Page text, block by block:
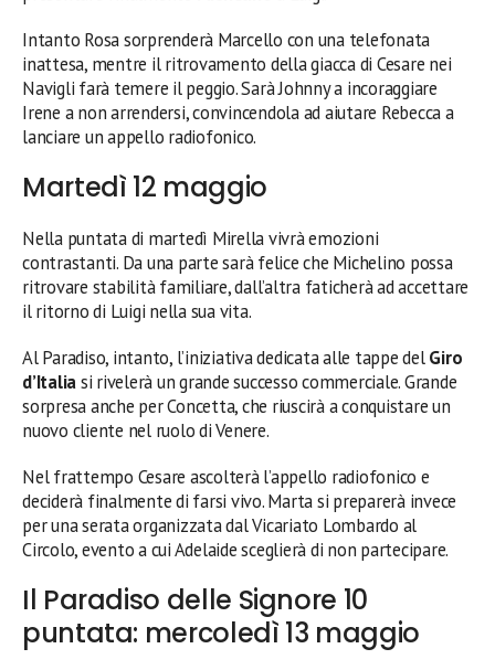
Intanto Rosa sorprenderà Marcello con una telefonata
inattesa, mentre il ritrovamento della giacca di Cesare nei
Navigli farà temere il peggio. Sarà Johnny a incoraggiare
Irene a non arrendersi, convincendola ad aiutare Rebecca a
lanciare un appello radiofonico.
Martedì 12 maggio
Nella puntata di martedì Mirella vivrà emozioni
contrastanti. Da una parte sarà felice che Michelino possa
ritrovare stabilità familiare, dall’altra faticherà ad accettare
il ritorno di Luigi nella sua vita.
Al Paradiso, intanto, l’iniziativa dedicata alle tappe delGiro
d’Italiasi rivelerà un grande successo commerciale. Grande
sorpresa anche per Concetta, che riuscirà a conquistare un
nuovo cliente nel ruolo di Venere.
Nel frattempo Cesare ascolterà l’appello radiofonico e
deciderà finalmente di farsi vivo. Marta si preparerà invece
per una serata organizzata dal Vicariato Lombardo al
Circolo, evento a cui Adelaide sceglierà di non partecipare.
Il Paradiso delle Signore 10
puntata: mercoledì 13 maggio